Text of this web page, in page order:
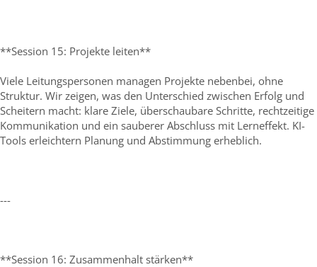
**Session 15: Projekte leiten**
Viele Leitungspersonen managen Projekte nebenbei, ohne
Struktur. Wir zeigen, was den Unterschied zwischen Erfolg und
Scheitern macht: klare Ziele, überschaubare Schritte, rechtzeitige
Kommunikation und ein sauberer Abschluss mit Lerneffekt. KI-
Tools erleichtern Planung und Abstimmung erheblich.
---
**Session 16: Zusammenhalt stärken**